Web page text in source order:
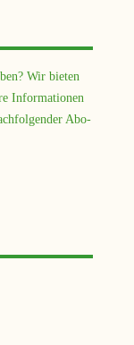
Wir bieten
Informationen
Abo-